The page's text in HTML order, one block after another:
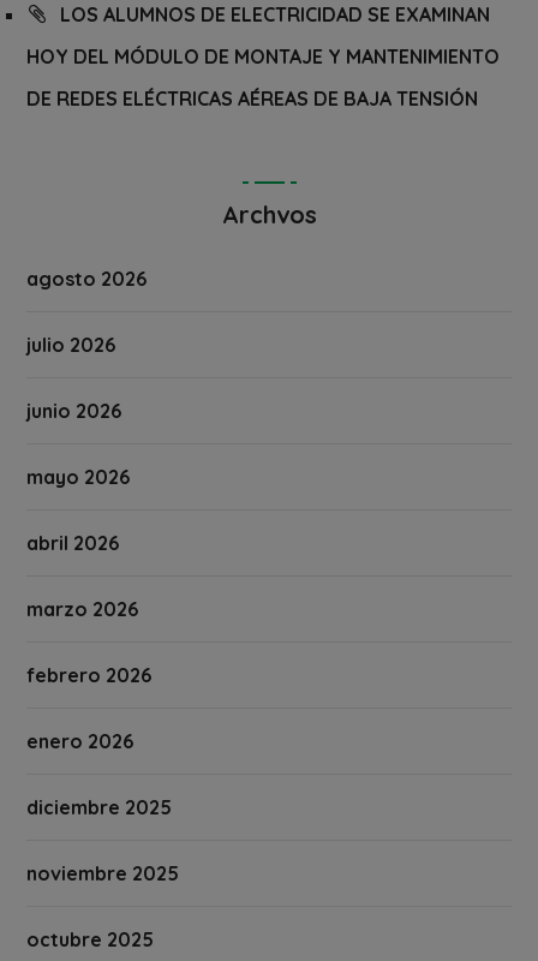
LOS ALUMNOS DE ELECTRICIDAD SE EXAMINAN
HOY DEL MÓDULO DE MONTAJE Y MANTENIMIENTO
DE REDES ELÉCTRICAS AÉREAS DE BAJA TENSIÓN
Archvos
agosto 2026
julio 2026
junio 2026
mayo 2026
abril 2026
marzo 2026
febrero 2026
enero 2026
diciembre 2025
noviembre 2025
octubre 2025